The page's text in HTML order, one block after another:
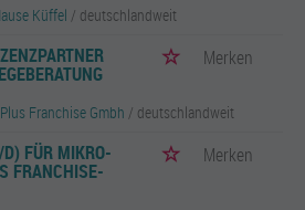
Küffel / deutschlandweit
Merken
Franchise Gmbh / deutschlandweit
FÜR MIKRO-
FRANCHISE-
Merken